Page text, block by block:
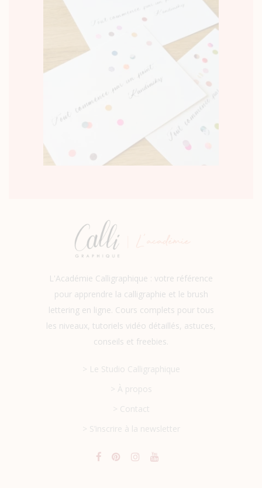
L'Académie Calligraphique : votre référence
pour apprendre la calligraphie et le brush
lettering en ligne. Cours complets pour tous
les niveaux, tutoriels vidéo détaillés, astuces,
conseils et freebies.
> Le Studio Calligraphique
> À propos
> Contact
> S’inscrire à la newsletter